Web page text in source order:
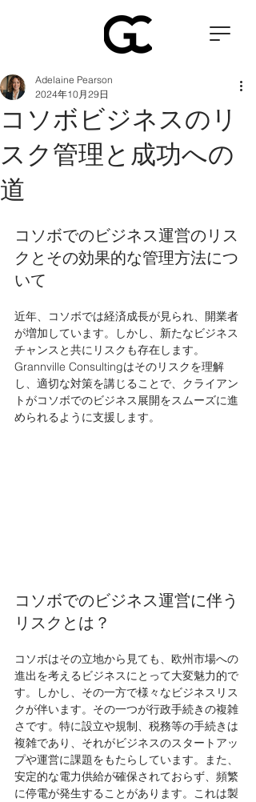
コソボビジネスのリ
スク管理と成功への
道
Adelaine Pearson
2024年10月29日
コソボでのビジネス運営のリス
クとその効果的な管理方法につ
いて
近年、コソボでは経済成長が見られ、開業者
が増加しています。しかし、新たなビジネス
チャンスと共にリスクも存在します。
Grannville Consultingはそのリスクを理解
し、適切な対策を講じることで、クライアン
トがコソボでのビジネス展開をスムーズに進
められるように支援します。
コソボでのビジネス運営に伴う
リスクとは？
コソボはその立地から見ても、欧州市場への
進出を考えるビジネスにとって大変魅力的で
す。しかし、その一方で様々なビジネスリス
クが伴います。その一つが行政手続きの複雑
さです。特に設立や規制、税務等の手続きは
複雑であり、それがビジネスのスタートアッ
プや運営に課題をもたらしています。また、
安定的な電力供給が確保されておらず、頻繁
に停電が発生することがあります。これは製